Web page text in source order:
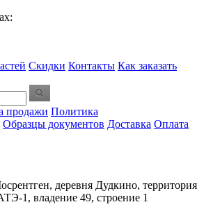
Скидки Контакты Как заказать
продажи Политика
Образцы документов Доставка Оплата
деревня Дудкино, территория
1, владение 49, строение 1